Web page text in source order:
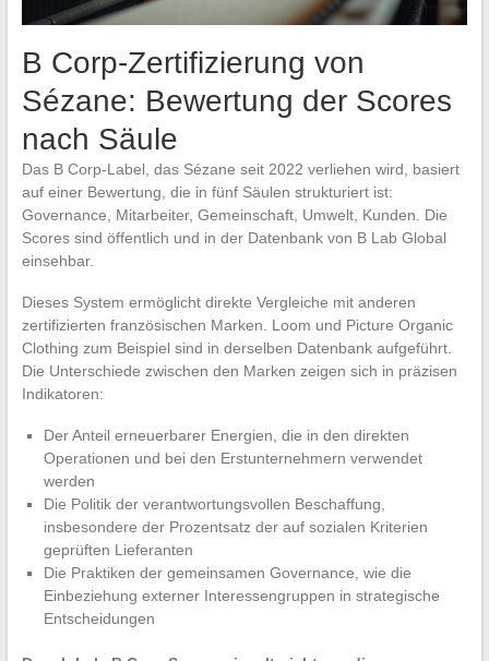
B Corp-Zertifizierung von
Sézane: Bewertung der Scores
nach Säule
Das B Corp-Label, das Sézane seit 2022 verliehen wird, basiert
auf einer Bewertung, die in fünf Säulen strukturiert ist:
Governance, Mitarbeiter, Gemeinschaft, Umwelt, Kunden. Die
Scores sind öffentlich und in der Datenbank von B Lab Global
einsehbar.
Dieses System ermöglicht direkte Vergleiche mit anderen
zertifizierten französischen Marken. Loom und Picture Organic
Clothing zum Beispiel sind in derselben Datenbank aufgeführt.
Die Unterschiede zwischen den Marken zeigen sich in präzisen
Indikatoren:
Der Anteil erneuerbarer Energien, die in den direkten
Operationen und bei den Erstunternehmern verwendet
werden
Die Politik der verantwortungsvollen Beschaffung,
insbesondere der Prozentsatz der auf sozialen Kriterien
geprüften Lieferanten
Die Praktiken der gemeinsamen Governance, wie die
Einbeziehung externer Interessengruppen in strategische
Entscheidungen